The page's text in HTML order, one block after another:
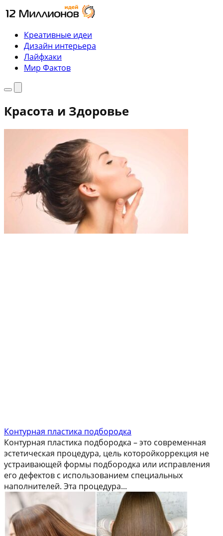
Перейти
к
содержимому
Креативные идеи
Дизайн интерьера
Лайфхаки
Мир Фактов
МенюПоиск
Красота и Здоровье
Контурная пластика подбородка
Контурная пластика подбородка – это современная
эстетическая процедура, цель которойкоррекция не
устраивающей формы подбородка или исправления
его дефектов с использованием специальных
наполнителей. Эта процедура...